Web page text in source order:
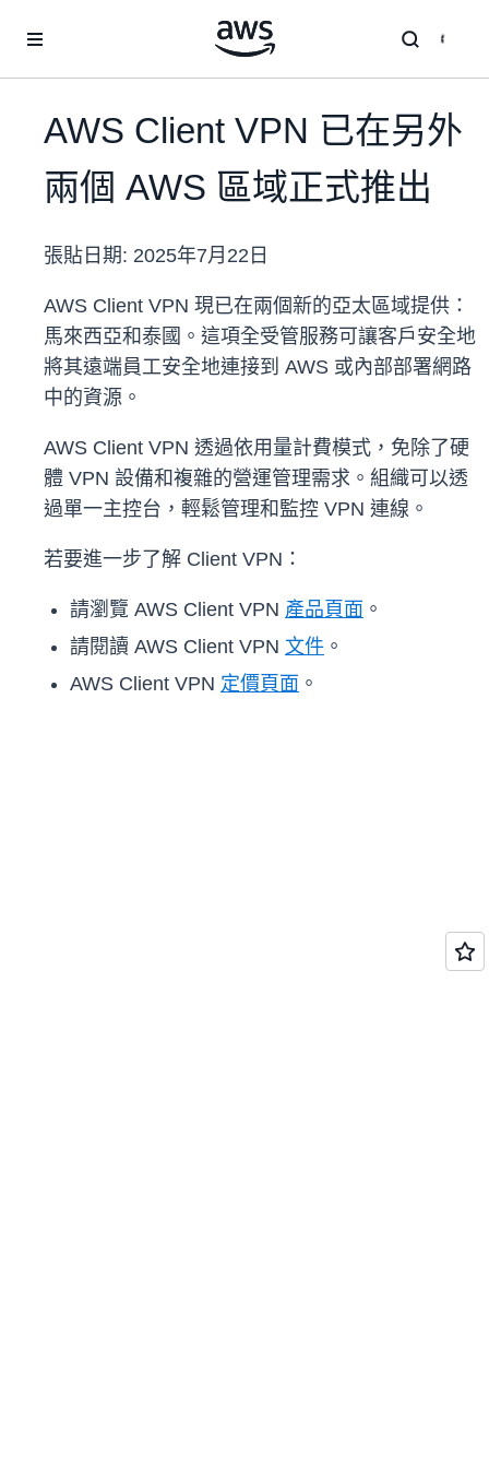
AWS Client VPN 已在另外
兩個 AWS 區域正式推出
張貼日期: 2025年7月22日
AWS Client VPN 現已在兩個新的亞太區域提供：
馬來西亞和泰國。這項全受管服務可讓客戶安全地
將其遠端員工安全地連接到 AWS 或內部部署網路
中的資源。
AWS Client VPN 透過依用量計費模式，免除了硬
體 VPN 設備和複雜的營運管理需求。組織可以透
過單一主控台，輕鬆管理和監控 VPN 連線。
若要進一步了解 Client VPN：
請瀏覽 AWS Client VPN 產品頁面 。
請閱讀 AWS Client VPN 文件 。
AWS Client VPN 定價頁面 。